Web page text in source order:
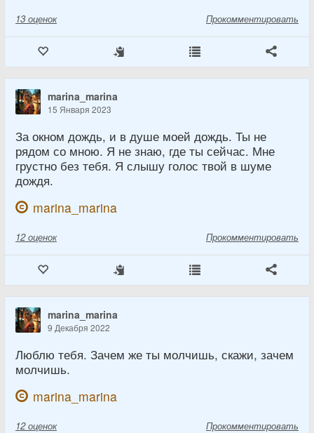
13 оценок Прокомментировать
marina_marina
15 Января 2023
За окном дождь, и в душе моей дождь. Ты не
рядом со мною. Я не знаю, где ты сейчас. Мне
грустно без тебя. Я слышу голос твой в шуме
дождя.
marina_marina
12 оценок Прокомментировать
marina_marina
9 Декабря 2022
Люблю тебя. Зачем же ты молчишь, скажи, зачем
молчишь.
marina_marina
12 оценок Прокомментировать